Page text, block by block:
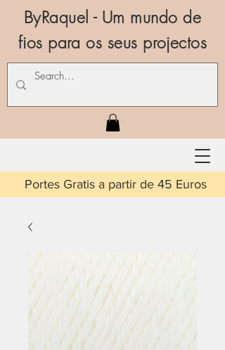
ByRaquel - Um mundo de
fios para os seus projectos
a partir de 45 Euros